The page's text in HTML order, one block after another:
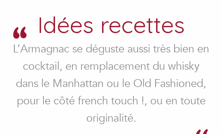
Idées recettes
L’Armagnac se déguste aussi très bien en
cocktail, en remplacement du whisky
dans le Manhattan ou le Old Fashioned,
pour le côté french touch !, ou en toute
originalité.